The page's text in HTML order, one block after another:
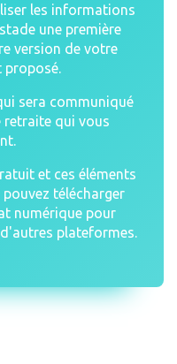
les informations
une première
version de votre
proposé.
sera communiqué
retraite qui vous
et ces éléments
télécharger
numérique pour
plateformes.